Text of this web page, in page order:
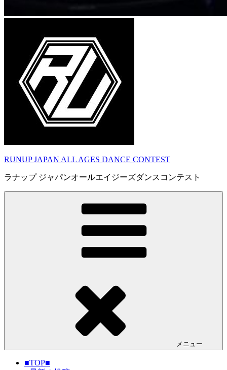
RUNUP JAPAN ALL AGES DANCE CONTEST
ラナップ ジャパンオールエイジーズダンスコンテスト
メニュー
■TOP■